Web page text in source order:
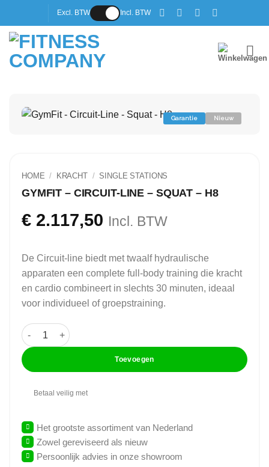
inhoud
Excl. BTW Incl. BTW
Garantie Nieuw
HOME / KRACHT / SINGLE STATIONS
GYMFIT – CIRCUIT-LINE – SQUAT – H8
€2.117,50 Incl. BTW
De Circuit-line biedt met twaalf hydraulische
apparaten een complete full-body training die kracht
en cardio combineert in slechts 30 minuten, ideaal
voor individueel of groepstraining.
GymFit - Circuit-Line - Squat - H8 aantal
Toevoegen
Betaal veilig met
Het grootste assortiment van Nederland
Zowel gereviseerd als nieuw
Persoonlijk advies in onze showroom